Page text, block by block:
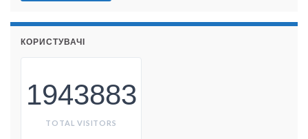
КОРИСТУВАЧІ
1943883
TOTAL VISITORS